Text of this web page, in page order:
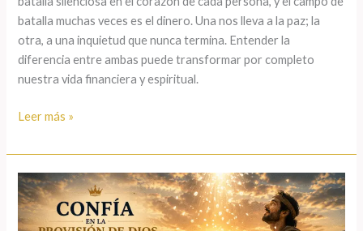
batalla muchas veces es el dinero. Una nos lleva a la paz; la
otra, a una inquietud que nunca termina. Entender la
diferencia entre ambas puede transformar por completo
nuestra vida financiera y espiritual.
Leer más »
Devocional
financiero:
confía